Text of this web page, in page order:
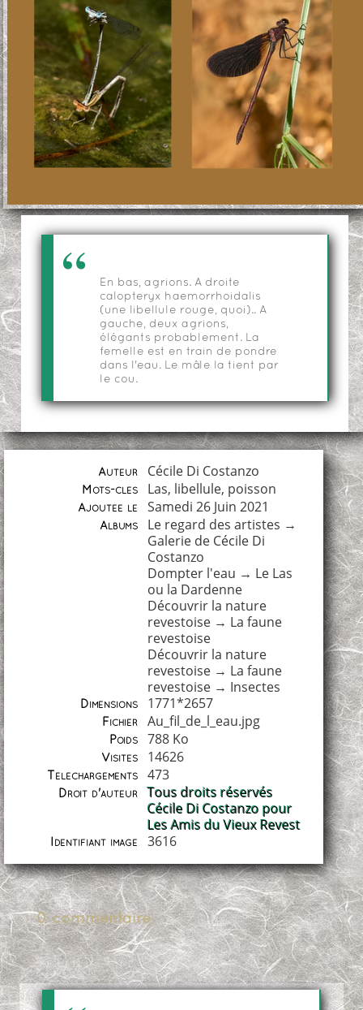
En bas, agrions. A droite
calopteryx haemorrhoidalis
(une libellule rouge, quoi).. A
gauche, deux agrions,
élégants probablement. La
femelle est en train de pondre
dans l'eau. Le mâle la tient par
le cou.
Auteur Cécile Di Costanzo
Mots-clés Las, libellule, poisson
Ajoutée le Samedi 26 Juin 2021
Albums Le regard des artistes →
Galerie de Cécile Di
Costanzo
Dompter l'eau → Le Las
ou la Dardenne
Découvrir la nature
revestoise→ La faune
revestoise
Découvrir la nature
revestoise→ La faune
revestoise→ Insectes
Dimensions 1771*2657
Fichier Au_fil_de_l_eau.jpg
Poids 788 Ko
Visites 14626
Téléchargements 473
Droit d'auteur
Tous droits réservés
Cécile Di Costanzo pour
Les Amis du Vieux Revest
Identifiant image 3616
0 commentaire